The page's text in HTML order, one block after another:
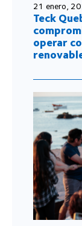
21 enero,
Teck
operar